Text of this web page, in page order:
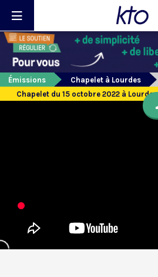
Émissions
Chapelet à Lourdes
Chapelet du 15 octobre 2022 à Lourdes